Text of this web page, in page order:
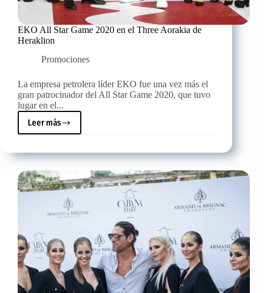
EKO All Star Game 2020 en el Three Aorakia de
Heraklion
Promociones
La empresa petrolera líder EKO fue una vez más el
gran patrocinador del All Star Game 2020, que tuvo
lugar en el...
Leer más
EKO
All
Game
2020
en
el
Three
Aorakia